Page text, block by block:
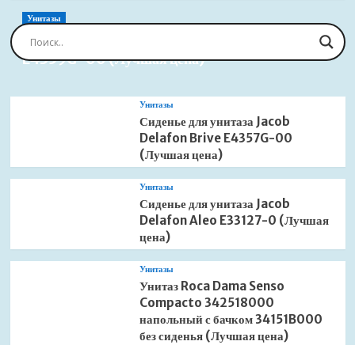
Унитазы
Сиденье для унитаза Jacob Delafon Brive
E4359G-00 (Лучшая цена)
Унитазы
Сиденье для унитаза Jacob
Delafon Brive E4357G-00
(Лучшая цена)
Унитазы
Сиденье для унитаза Jacob
Delafon Aleo E33127-0 (Лучшая
цена)
Унитазы
Унитаз Roca Dama Senso
Compacto 342518000
напольный с бачком 34151B000
без сиденья (Лучшая цена)